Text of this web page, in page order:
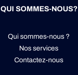
QUI SOMMES-NOUS?
Qui sommes-nous ?
Nos services
Contactez-nous